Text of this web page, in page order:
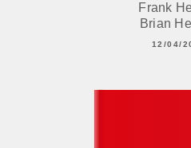
Frank
Brian
12/04/